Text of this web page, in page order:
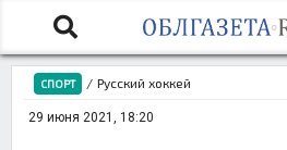
СПОРТ / Русский хоккей
29 июня 2021, 18:20